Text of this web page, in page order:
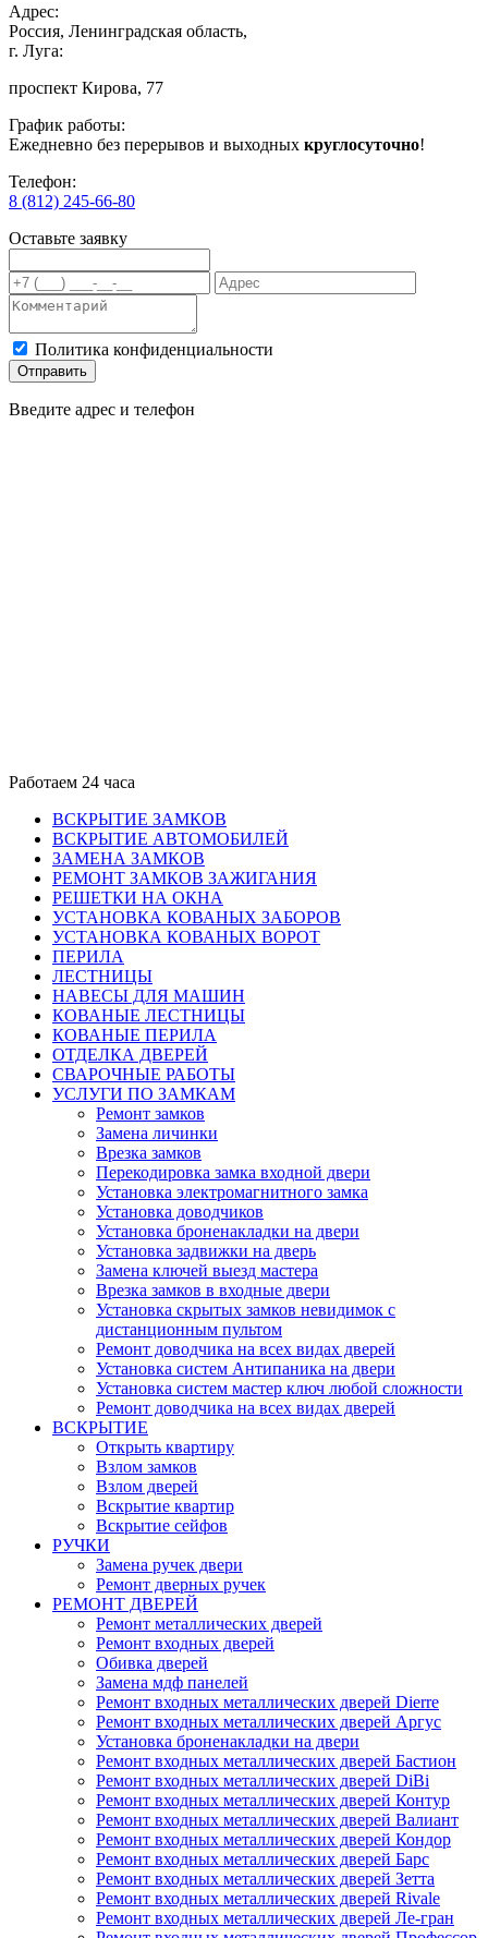
Адрес:
Россия, Ленинградская область,
г. Луга:
проспект Кирова, 77
График работы:
Ежедневно без перерывов и выходных круглосуточно!
Телефон:
8 (812) 245-66-80
Оставьте заявку
Политика конфиденциальности
Отправить
Введите адрес и телефон
Работаем 24 часа
ВСКРЫТИЕ ЗАМКОВ
ВСКРЫТИЕ АВТОМОБИЛЕЙ
ЗАМЕНА ЗАМКОВ
РЕМОНТ ЗАМКОВ ЗАЖИГАНИЯ
РЕШЕТКИ НА ОКНА
УСТАНОВКА КОВАНЫХ ЗАБОРОВ
УСТАНОВКА КОВАНЫХ ВОРОТ
ПЕРИЛА
ЛЕСТНИЦЫ
НАВЕСЫ ДЛЯ МАШИН
КОВАНЫЕ ЛЕСТНИЦЫ
КОВАНЫЕ ПЕРИЛА
ОТДЕЛКА ДВЕРЕЙ
СВАРОЧНЫЕ РАБОТЫ
УСЛУГИ ПО ЗАМКАМ
Ремонт замков
Замена личинки
Врезка замков
Перекодировка замка входной двери
Установка электромагнитного замка
Установка доводчиков
Установка броненакладки на двери
Установка задвижки на дверь
Замена ключей выезд мастера
Врезка замков в входные двери
Установка скрытых замков невидимок с
дистанционным пультом
Ремонт доводчика на всех видах дверей
Установка систем Антипаника на двери
Установка систем мастер ключ любой сложности
Ремонт доводчика на всех видах дверей
ВСКРЫТИЕ
Открыть квартиру
Взлом замков
Взлом дверей
Вскрытие квартир
Вскрытие сейфов
РУЧКИ
Замена ручек двери
Ремонт дверных ручек
РЕМОНТ ДВЕРЕЙ
Ремонт металлических дверей
Ремонт входных дверей
Обивка дверей
Замена мдф панелей
Ремонт входных металлических дверей Dierre
Ремонт входных металлических дверей Аргус
Установка броненакладки на двери
Ремонт входных металлических дверей Бастион
Ремонт входных металлических дверей DiBi
Ремонт входных металлических дверей Контур
Ремонт входных металлических дверей Валиант
Ремонт входных металлических дверей Кондор
Ремонт входных металлических дверей Барс
Ремонт входных металлических дверей Зетта
Ремонт входных металлических дверей Rivale
Ремонт входных металлических дверей Ле-гран